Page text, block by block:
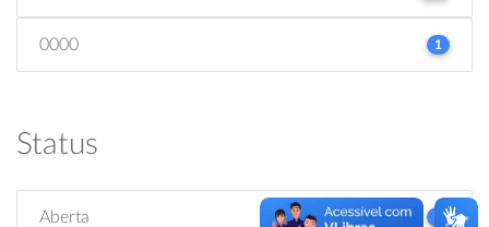
0000 1
Status
Aberta